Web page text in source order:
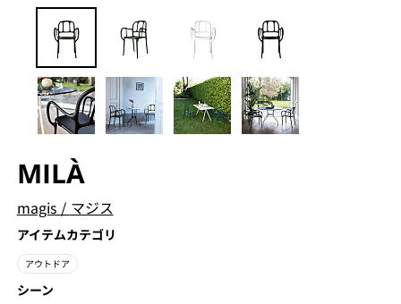
MILÀ
magis / マジス
アイテムカテゴリ
アウトドア
シーン